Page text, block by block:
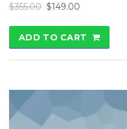
$355.00 $149.00
ADD TO CART
SALE!